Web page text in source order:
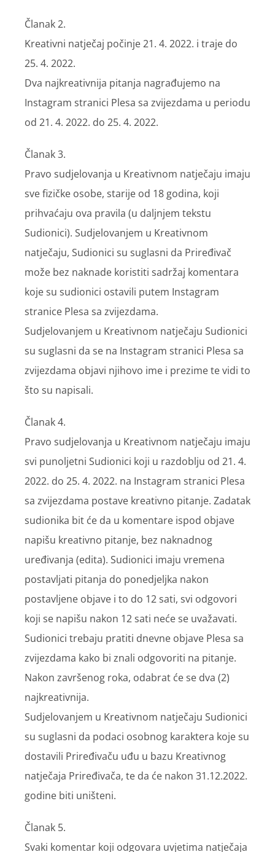
Članak 2.
Kreativni natječaj počinje 21. 4. 2022. i traje do
25. 4. 2022.
Dva najkreativnija pitanja nagrađujemo na
Instagram stranici Plesa sa zvijezdama u periodu
od 21. 4. 2022. do 25. 4. 2022.
Članak 3.
Pravo sudjelovanja u Kreativnom natječaju imaju
sve fizičke osobe, starije od 18 godina, koji
prihvaćaju ova pravila (u daljnjem tekstu
Sudionici). Sudjelovanjem u Kreativnom
natječaju, Sudionici su suglasni da Priređivač
može bez naknade koristiti sadržaj komentara
koje su sudionici ostavili putem Instagram
stranice Plesa sa zvijezdama.
Sudjelovanjem u Kreativnom natječaju Sudionici
su suglasni da se na Instagram stranici Plesa sa
zvijezdama objavi njihovo ime i prezime te vidi to
što su napisali.
Članak 4.
Pravo sudjelovanja u Kreativnom natječaju imaju
svi punoljetni Sudionici koji u razdoblju od 21. 4.
2022. do 25. 4. 2022. na Instagram stranici Plesa
sa zvijezdama postave kreativno pitanje. Zadatak
sudionika bit će da u komentare ispod objave
napišu kreativno pitanje, bez naknadnog
uređivanja (edita). Sudionici imaju vremena
postavljati pitanja do ponedjeljka nakon
postavljene objave i to do 12 sati, svi odgovori
koji se napišu nakon 12 sati neće se uvažavati.
Sudionici trebaju pratiti dnevne objave Plesa sa
zvijezdama kako bi znali odgovoriti na pitanje.
Nakon završenog roka, odabrat će se dva (2)
najkreativnija.
Sudjelovanjem u Kreativnom natječaju Sudionici
su suglasni da podaci osobnog karaktera koje su
dostavili Priređivaču uđu u bazu Kreativnog
natječaja Priređivača, te da će nakon 31.12.2022.
godine biti uništeni.
Članak 5.
Svaki komentar koji odgovara uvjetima natječaja